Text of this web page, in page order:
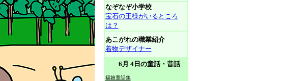
なぞなぞ小学校
宝石の王様がいるところ
は？
あこがれの職業紹介
着物デザイナー
6月 4日の童話・昔話
福娘童話集